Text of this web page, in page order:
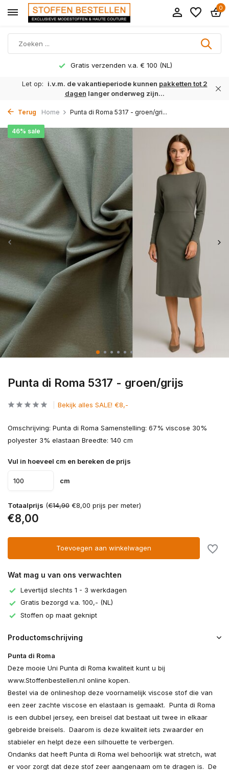
0
Gratis verzenden v.a. € 100 (NL)
Let op: i.v.m. de vakantieperiode kunnen pakketten tot 2
dagen langer onderweg zijn...
Terug Home Punta di Roma 5317 - groen/gri...
Punta di Roma 5317 - groen/grijs
46% sale
Bekijk alles SALE! €8,-
Omschrijving: Punta di Roma Samenstelling: 67% viscose 30%
polyester 3% elastaan Breedte: 140 cm
Vul in hoeveel cm en bereken de prijs
cm
Totaalprijs (€14,90 €8,00 prijs per meter)
€8,00
Toevoegen aan winkelwagen
Wat mag u van ons verwachten
Levertijd slechts 1 - 3 werkdagen
Gratis bezorgd v.a. 100,- (NL)
Stoffen op maat geknipt
Productomschrijving
Punta di Roma
Deze mooie Uni Punta di Roma kwaliteit kunt u bij
www.Stoffenbestellen.nl online kopen.
Bestel via de onlineshop deze voornamelijk viscose stof die van
een zeer zachte viscose en elastaan is gemaakt. Punta di Roma
is een dubbel jersey, een breisel dat bestaat uit twee in elkaar
gebreide breisels. Daarom is deze kwaliteit iets zwaarder en
stabieler en helpt deze een silhouette te verbergen.
Ondanks dat heeft Punta di Roma wel behoorlijk wat stretch, wat
er voor zorgt dat deze stof zeer aangenaam om te dragen is. De